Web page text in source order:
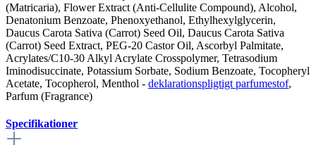
(Matricaria), Flower Extract (Anti-Cellulite Compound), Alcohol,
Denatonium Benzoate, Phenoxyethanol, Ethylhexylglycerin,
Daucus Carota Sativa (Carrot) Seed Oil, Daucus Carota Sativa
(Carrot) Seed Extract, PEG-20 Castor Oil, Ascorbyl Palmitate,
Acrylates/C10-30 Alkyl Acrylate Crosspolymer, Tetrasodium
Iminodisuccinate, Potassium Sorbate, Sodium Benzoate, Tocopheryl
Acetate, Tocopherol, Menthol - deklarationspligtigt parfumestof,
Parfum (Fragrance)
Specifikationer